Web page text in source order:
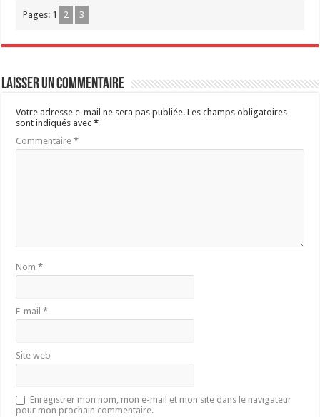
a
t
s
A
p
Pages: 1 2 3
Laisser un commentaire
Votre adresse e-mail ne sera pas publiée. Les champs obligatoires
sont indiqués avec*
Commentaire*
Nom*
E-mail*
Site web
Enregistrer mon nom, mon e-mail et mon site dans le navigateur
pour mon prochain commentaire.